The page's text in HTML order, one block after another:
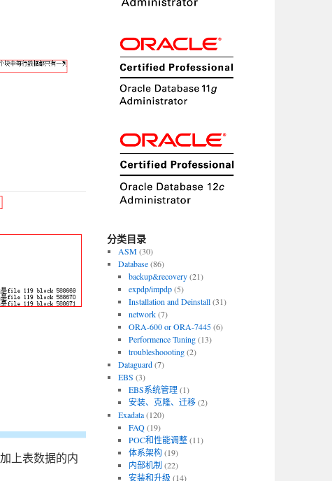
上表数据的内
分类目录
ASM(30)
Database(86)
backup&recovery(21)
expdp/impdp(5)
Installation and Deinstall(31)
network(7)
ORA-600 or ORA-7445(6)
Performence Tuning(13)
troubleshoooting(2)
Dataguard(7)
EBS (3)
EBS系统管理(1)
安装、克隆、迁移(2)
Exadata(120)
FAQ(19)
POC和性能调整(11)
体系架构(19)
内部机制 (22)
安装和升级 (14)